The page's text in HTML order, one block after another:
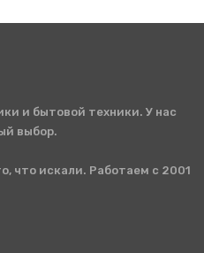
и бытовой техники. У нас
выбор.
что искали. Работаем с 2001